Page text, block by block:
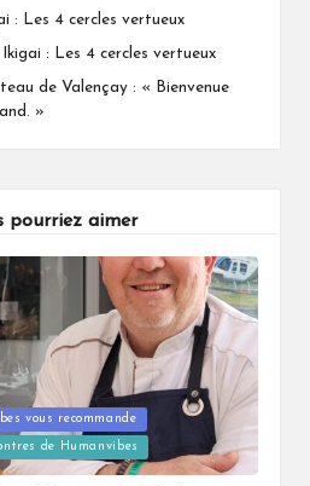
: Les 4 cercles vertueux
Ikigai : Les 4 cercles vertueux
de Valençay : « Bienvenue
»
pourriez aimer
vous recommande
de Humanvibes